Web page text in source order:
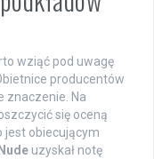
wziąć pod uwagę
producentów
znaczenie. Na
się oceną
jest obiecującym
uzyskał notę